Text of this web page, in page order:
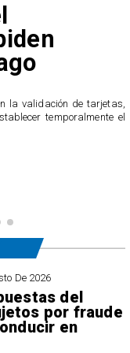
la validación de tarjetas,
temporalmente el
De 2026
del
por fraude
en